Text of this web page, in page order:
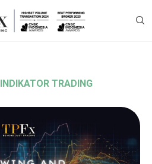
INDIKATOR TRADING